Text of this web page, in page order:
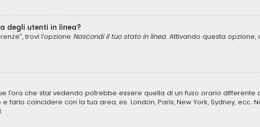
degli utenti in linea?
trovi l’opzione Nascondi il tuo stato in linea. Attivando questa
l’ora che stai vedendo potrebbe essere quella di un fuso orario
farlo coincidere con la tua area, es. London, Paris, New York, Sydney, ecc.